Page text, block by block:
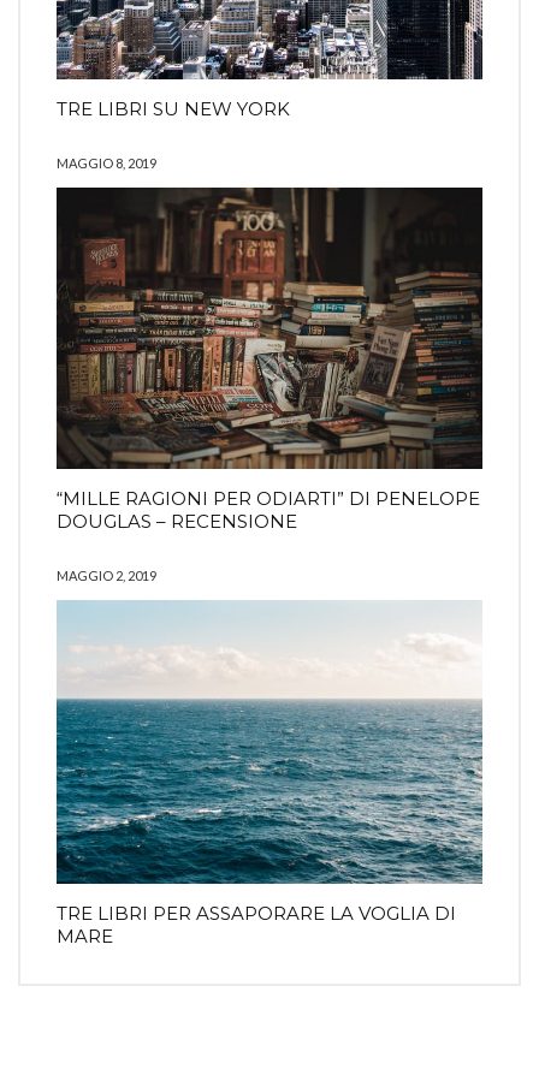
TRE LIBRI SU NEW YORK
MAGGIO 8, 2019
“MILLE RAGIONI PER ODIARTI” DI PENELOPE
DOUGLAS – RECENSIONE
MAGGIO 2, 2019
TRE LIBRI PER ASSAPORARE LA VOGLIA DI
MARE